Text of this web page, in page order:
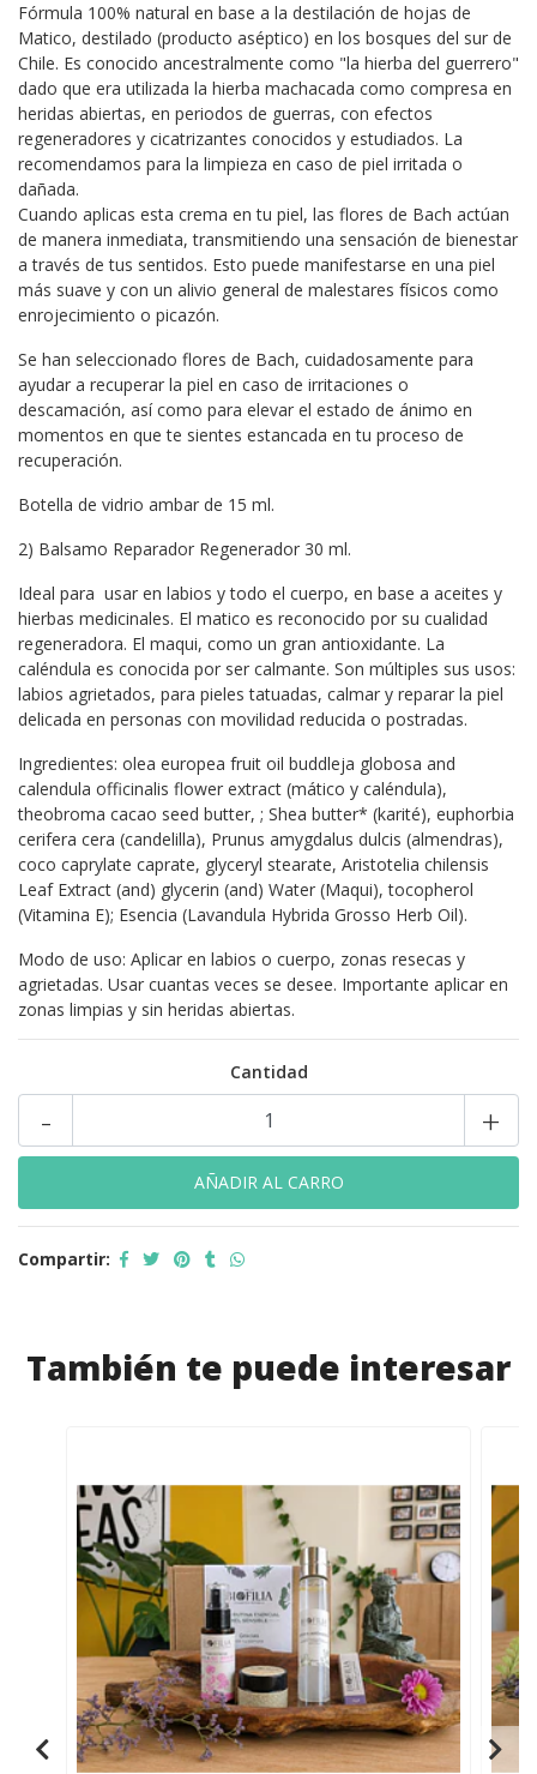
Fórmula 100% natural en base a la destilación de hojas de
Matico, destilado (producto aséptico) en los bosques del sur de
Chile. Es conocido ancestralmente como "la hierba del guerrero"
dado que era utilizada la hierba machacada como compresa en
heridas abiertas, en periodos de guerras, con efectos
regeneradores y cicatrizantes conocidos y estudiados. La
recomendamos para la limpieza en caso de piel irritada o
dañada.
Cuando aplicas esta crema en tu piel, las flores de Bach actúan
de manera inmediata, transmitiendo una sensación de bienestar
a través de tus sentidos. Esto puede manifestarse en una piel
más suave y con un alivio general de malestares físicos como
enrojecimiento o picazón.
Se han seleccionado flores de Bach, cuidadosamente para
ayudar a recuperar la piel en caso de irritaciones o
descamación, así como para elevar el estado de ánimo en
momentos en que te sientes estancada en tu proceso de
recuperación.
Botella de vidrio ambar de 15 ml.
2) Balsamo Reparador Regenerador 30 ml.
Ideal para usar en labios y todo el cuerpo, en base a aceites y
hierbas medicinales. El matico es reconocido por su cualidad
regeneradora. El maqui, como un gran antioxidante. La
caléndula es conocida por ser calmante. Son múltiples sus usos:
labios agrietados, para pieles tatuadas, calmar y reparar la piel
delicada en personas con movilidad reducida o postradas.
Ingredientes: olea europea fruit oil buddleja globosa and
calendula officinalis flower extract (mático y caléndula),
theobroma cacao seed butter, ; Shea butter* (karité), euphorbia
cerifera cera (candelilla), Prunus amygdalus dulcis (almendras),
coco caprylate caprate, glyceryl stearate, Aristotelia chilensis
Leaf Extract (and) glycerin (and) Water (Maqui), tocopherol
(Vitamina E); Esencia (Lavandula Hybrida Grosso Herb Oil).
Modo de uso: Aplicar en labios o cuerpo, zonas resecas y
agrietadas. Usar cuantas veces se desee. Importante aplicar en
zonas limpias y sin heridas abiertas.
Cantidad
+
-
Compartir:
También te puede interesar